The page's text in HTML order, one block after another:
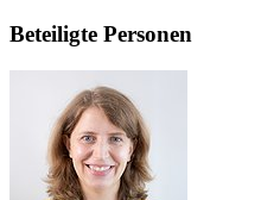
Beteiligte Personen